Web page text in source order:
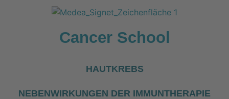
Cancer School
HAUTKREBS
NEBENWIRKUNGEN DER IMMUNTHERAPIE